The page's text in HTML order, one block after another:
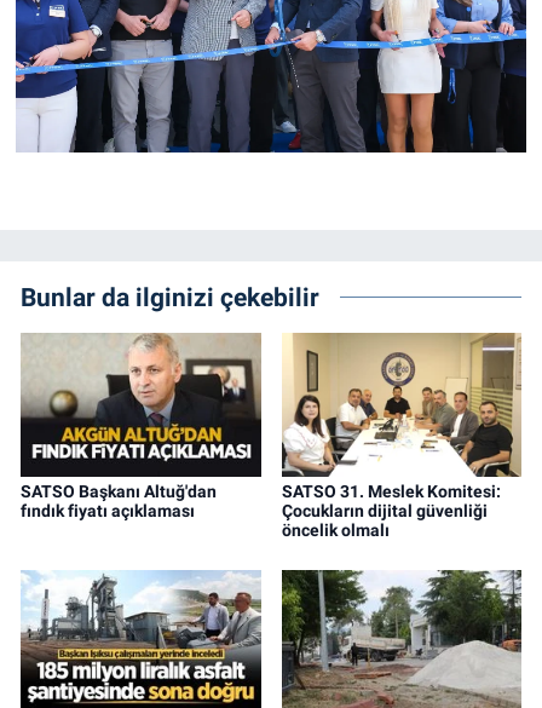
Bunlar da ilginizi çekebilir
SATSO Başkanı Altuğ'dan
fındık fiyatı açıklaması
SATSO 31. Meslek Komitesi:
Çocukların dijital güvenliği
öncelik olmalı